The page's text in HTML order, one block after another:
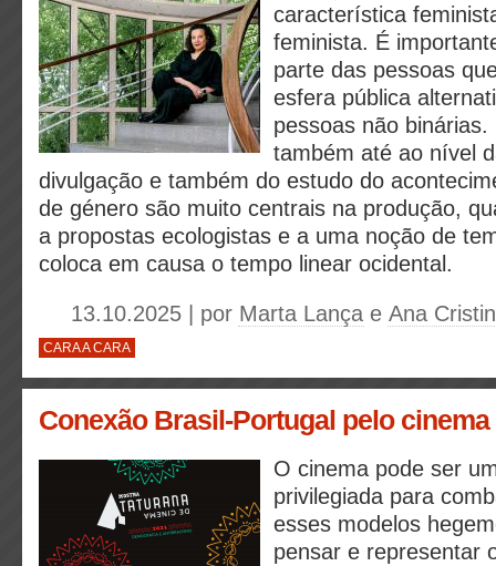
característica
feminista. É
parte das pessoas
esfera pública
pessoas não
também até ao nível
divulgação e também do estudo do
de género são muito centrais na produção,
a propostas ecologistas e a uma noção de
coloca em causa o tempo linear ocidental.
CARA A CARA
13.10.2025 | por Marta Lança e Ana
Conexão Brasil-Portugal pelo
O cinema pode ser
privilegiada para
esses modelos
pensar e representar